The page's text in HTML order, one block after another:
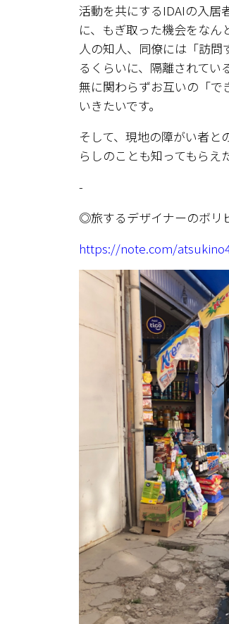
活動を共にするIDAIの入居
に、もぎ取った機会をな
人の知人、同僚には「訪
るくらいに、隔離されてい
無に関わらずお互いの「で
いきたいです。
そして、現地の障がい者と
らしのことも知ってもらえ
-
◎旅するデザイナーのボリ
https://note.com/